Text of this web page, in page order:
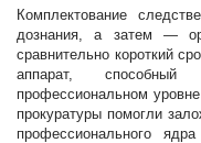
Комплектование
дознания, а затем —
сравнительно короткий
аппарат,
профессиональном
прокуратуры помогли
профессионального